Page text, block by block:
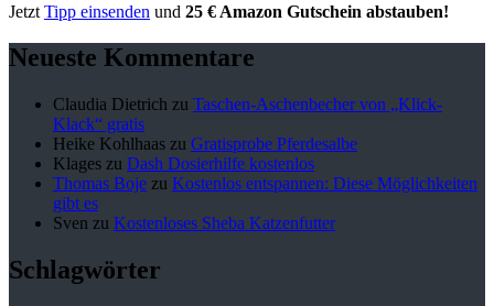
Jetzt Tipp einsenden und 25 € Amazon Gutschein abstauben!
Neueste Kommentare
Claudia Dietrich zu Taschen-Aschenbecher von „Klick-
Klack“ gratis
Heike Kohlhaas zu Gratisprobe Pferdesalbe
Klages zu Dash Dosierhilfe kostenlos
Thomas Boje zu Kostenlos entspannen: Diese Möglichkeiten
gibt es
Sven zu Kostenloses Sheba Katzenfutter
Schlagwörter